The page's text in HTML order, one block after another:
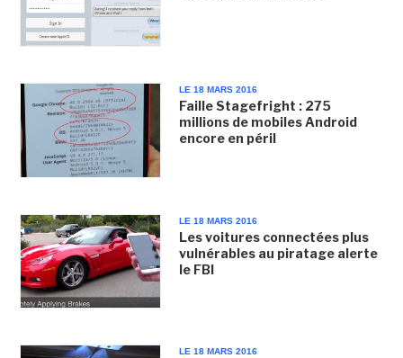
LE 18 MARS 2016
Faille Stagefright : 275
millions de mobiles Android
encore en péril
LE 18 MARS 2016
Les voitures connectées plus
vulnérables au piratage alerte
le FBI
LE 18 MARS 2016